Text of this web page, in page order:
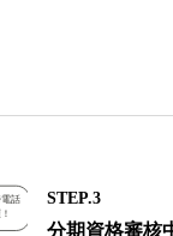
STEP.3
分期資格審核